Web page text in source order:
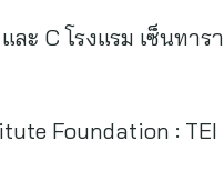
ะ C โรงแรม เซ็นทารา
Foundation : TEI